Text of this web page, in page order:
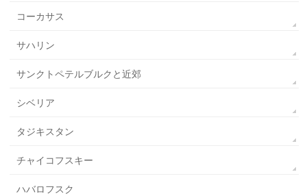
コーカサス
サハリン
サンクトペテルブルクと近郊
シベリア
タジキスタン
チャイコフスキー
ハバロフスク